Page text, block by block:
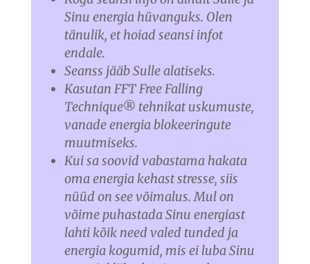
Sinu energia hüvanguks. Olen
tänulik, et hoiad seansi infot
endale.
Seanss jääb Sulle alatiseks.
Kasutan FFT Free Falling
Technique® tehnikat uskumuste,
vanade energia blokeeringute
muutmiseks.
Kui sa soovid vabastama hakata
oma energia kehast stresse, siis
nüüd on see võimalus. Mul on
võime puhastada Sinu energiast
lahti kõik need valed tunded ja
energia kogumid, mis ei luba Sinu